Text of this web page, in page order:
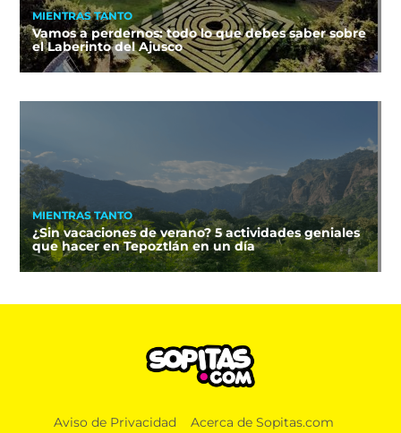
MIENTRAS TANTO
Vamos a perdernos: todo lo que debes saber sobre
el Laberinto del Ajusco
MIENTRAS TANTO
¿Sin vacaciones de verano? 5 actividades geniales
que hacer en Tepoztlán en un día
Aviso de Privacidad Acerca de Sopitas.com